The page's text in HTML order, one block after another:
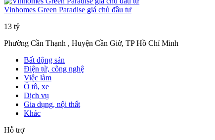
Vinhomes Green Paradise giá chủ đầu tư
13 tỷ
Phường Cần Thạnh , Huyện Cần Giờ, TP Hồ Chí Minh
Bất động sản
Điện tử, công nghệ
Việc làm
Ô tô, xe
Dịch vụ
Gia dụng, nội thất
Khác
Hỗ trợ